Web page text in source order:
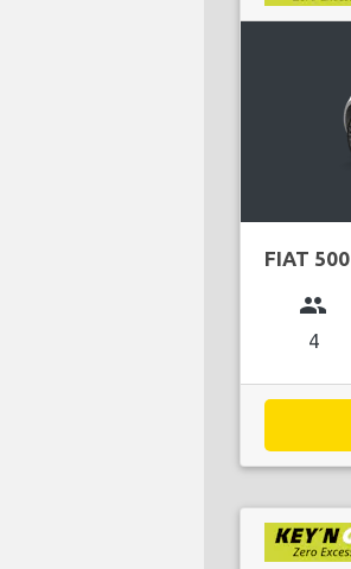
FIAT 500
group
4